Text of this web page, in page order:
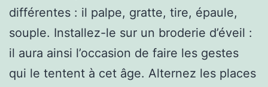
différentes : il palpe, gratte, tire, épaule,
souple. Installez-le sur un broderie d’éveil :
il aura ainsi l’occasion de faire les gestes
qui le tentent à cet âge. Alternez les places